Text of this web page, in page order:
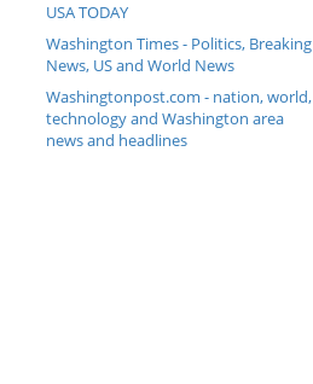
USA TODAY
Washington Times - Politics, Breaking
News, US and World News
Washingtonpost.com - nation, world,
technology and Washington area
news and headlines